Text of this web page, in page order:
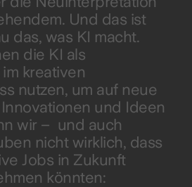
Und das ist
das, was KI macht.
die KI als
kreativen
nutzen, um auf neue
und Ideen
wir – und auch
nicht wirklich, dass
Jobs in Zukunft
könnten: